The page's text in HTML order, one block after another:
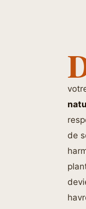
de